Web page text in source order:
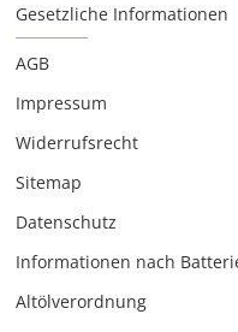
Gesetzliche Informationen
AGB
Impressum
Widerrufsrecht
Sitemap
Datenschutz
Informationen nach
Altölverordnung